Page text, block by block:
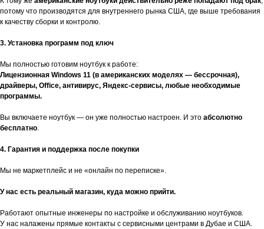
потому что производятся для внутреннего рынка США, где выше требования
к качеству сборки и контролю.
3. Установка программ под ключ
Мы полностью готовим ноутбук к работе:
Лицензионная Windows 11 (в американских моделях — бессрочная),
драйверы, Office, антивирус, Яндекс-сервисы, любые необходимые
программы.
Вы включаете ноутбук — он уже полностью настроен. И это абсолютно
бесплатно.
4. Гарантия и поддержка после покупки
Мы не маркетплейс и не «онлайн по переписке».
У нас есть реальный магазин, куда можно прийти.
Работают опытные инженеры по настройке и обслуживанию ноутбуков.
У нас налажены прямые контакты с сервисными центрами в Дубае и США.